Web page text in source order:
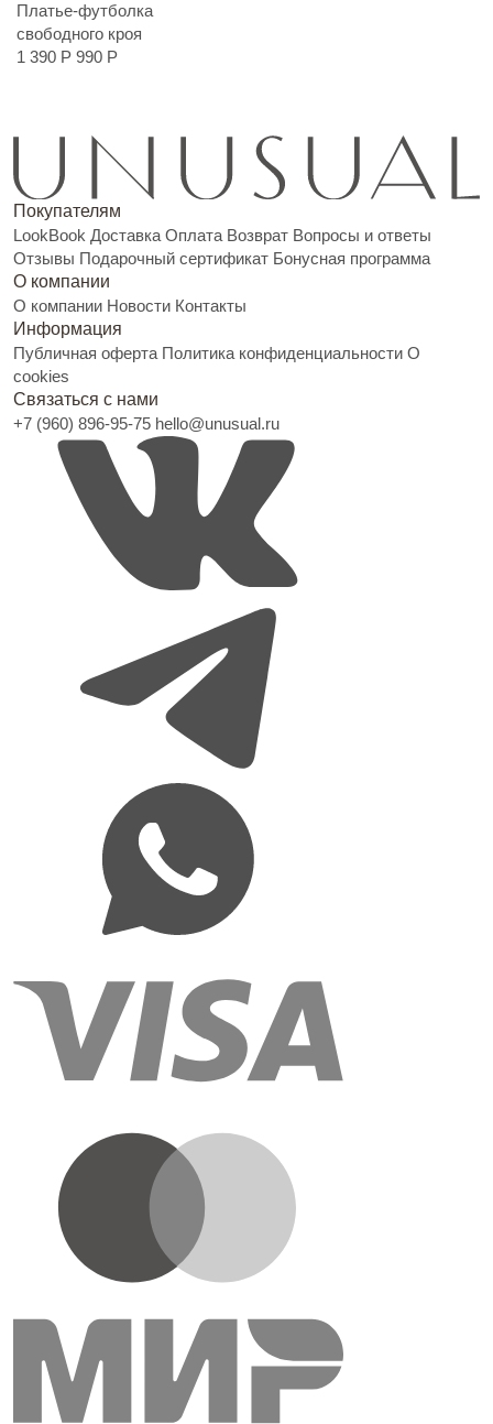
Платье-футболка
свободного кроя
1 390 Р 990 Р
Покупателям
LookBook Доставка Оплата Возврат Вопросы и ответы
Отзывы Подарочный сертификат Бонусная программа
О компании
О компании Новости Контакты
Информация
Публичная оферта Политика конфиденциальности О
cookies
Связаться с нами
+7 (960) 896-95-75 hello@unusual.ru